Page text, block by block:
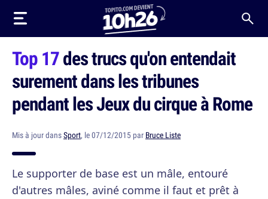
Top 17des trucs qu'on entendait
surement dans les tribunes
pendant les Jeux du cirque à Rome
Mis à jour dansSport, le 07/12/2015 par Bruce Liste
Le supporter de base est un mâle, entouré
d'autres mâles, aviné comme il faut et prêt à